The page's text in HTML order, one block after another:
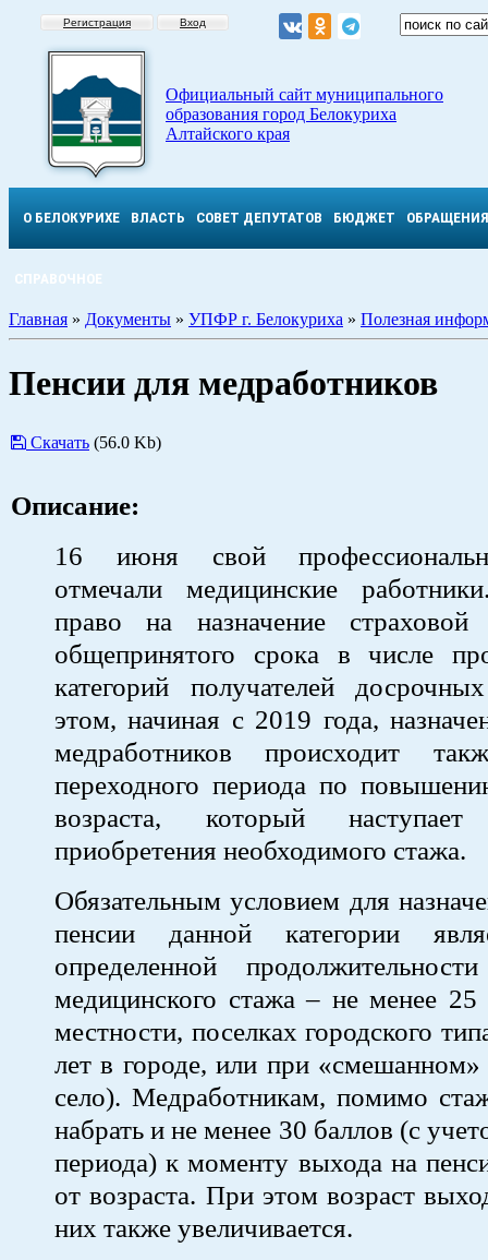
Регистрация Вход
Официальный сайт муниципального
образования город Белокуриха
Алтайского края
О БЕЛОКУРИХЕ ВЛАСТЬ СОВЕТ ДЕПУТАТОВ БЮДЖЕТ ОБРАЩЕНИЯ
СПРАВОЧНОЕ
Главная » Документы » УПФР г. Белокуриха » Полезная
Пенсии для медработников
Скачать (56.0 Kb)
Описание:
16 июня свой
отмечали медицинские
право на назначение страховой
общепринятого срока в числе
категорий получателей
этом, начиная с 2019 года,
медработников происходит
переходного периода по
возраста, который
приобретения необходимого стажа.
Обязательным условием для
пенсии данной категории
определенной
медицинского стажа – не менее 25
местности, поселках городского
лет в городе, или при «смешанном»
село). Медработникам, помимо
набрать и не менее 30 баллов (с
периода) к моменту выхода на
от возраста. При этом возраст
них также увеличивается.